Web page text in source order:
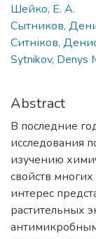
Шейко, Е. А.
Сытников,
Ситніков,
Sytnikov, Denys
Abstract
В последние
исследования
изучению
свойств
интерес
растительных